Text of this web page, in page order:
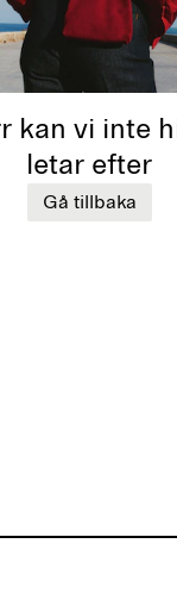
kan vi inte
letar efter
Gå tillbaka